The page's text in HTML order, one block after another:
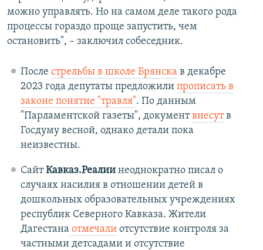
можно управлять. Но на самом деле такого рода
процессы гораздо проще запустить, чем
остановить", – заключил собеседник.
После стрельбы в школе Брянска в декабре
2023 года депутаты предложили прописать в
законе понятие "травля". По данным
"Парламентской газеты", документвнесутв
Госдуму весной, однако детали пока
неизвестны.
СайтКавказ.Реалиинеоднократно писал о
случаях насилия в отношении детей в
дошкольных образовательных учреждениях
республик Северного Кавказа. Жители
Дагестана отмечалиотсутствие контроля за
частными детсадами и отсутствие